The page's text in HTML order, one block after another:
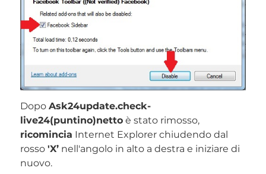
Dopo Ask24update.check-
live24(puntino)nettoè stato rimosso,
ricomincia Internet Explorer chiudendo dal
rosso 'X’nell'angolo in alto a destra e iniziare di
nuovo.